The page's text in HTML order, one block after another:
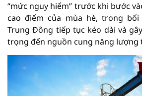
“mức nguy hiểm” trước khi bước
cao điểm của mùa hè, trong
Trung Đông tiếp tục kéo dài và
trọng đến nguồn cung năng lượng